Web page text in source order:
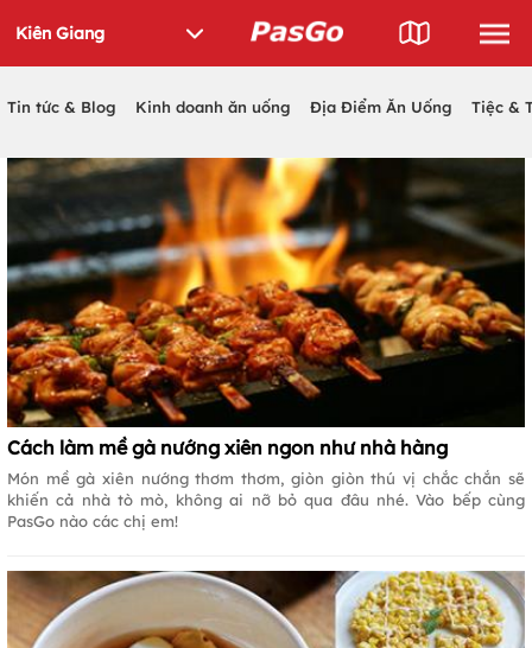
Tin tức & Blog Kinh doanh ăn uống Địa Điểm Ăn Uống Tiệc &
Cách làm mề gà nướng xiên ngon như nhà hàng
Món mề gà xiên nướng thơm thơm, giòn giòn thú vị chắc chắn sẽ
khiến cả nhà tò mò, không ai nỡ bỏ qua đâu nhé. Vào bếp cùng
PasGo nào các chị em!